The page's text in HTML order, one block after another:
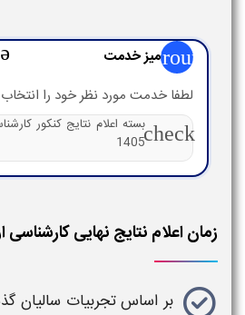
groupمیز خدمت
لطفا خدمت مورد نظر خود را انتخاب
checkبسته اعلام نتایج کنکور
1405
زمان اعلام نتایج نهایی کارشناسی
بر اساس تجربیات سالیان